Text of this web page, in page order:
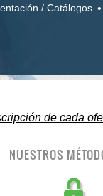
/ Catálogos
de cada
NUESTROS